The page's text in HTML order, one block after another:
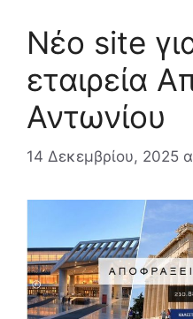
Νέο site
εταιρεία
Αντωνίου
14 Δεκεμβρίου, 2025